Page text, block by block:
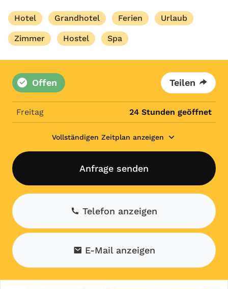
Hotel Grandhotel Ferien Urlaub
Zimmer Hostel Spa
Offen Teilen
Freitag 24 Stunden geöffnet
Vollständigen Zeitplan anzeigen
Anfrage senden
Telefon anzeigen
E-Mail anzeigen